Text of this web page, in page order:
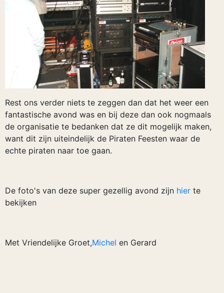
Rest ons verder niets te zeggen dan dat het weer een
fantastische avond was en bij deze dan ook nogmaals
de organisatie te bedanken dat ze dit mogelijk maken,
want dit zijn uiteindelijk de Piraten Feesten waar de
echte piraten naar toe gaan.
De foto's van deze super gezellig avond zijn hier te
bekijken
Met Vriendelijke Groet,Michel en Gerard